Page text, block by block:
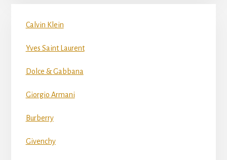
Calvin Klein
Yves Saint Laurent
Dolce & Gabbana
Giorgio Armani
Burberry
Givenchy